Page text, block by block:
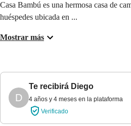
Casa Bambú es una hermosa casa de
huéspedes ubicada en ...
Mostrar más
D
Te recibirá Diego
4 años y 4 meses en la plataforma
Verificado